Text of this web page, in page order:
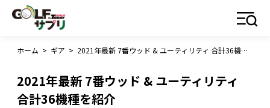
ホーム > ギア > 2021年最新 7番ウッド & ユーティリティ 合計36機種を紹介
2021年最新 7番ウッド & ユーティリティ
合計36機種を紹介